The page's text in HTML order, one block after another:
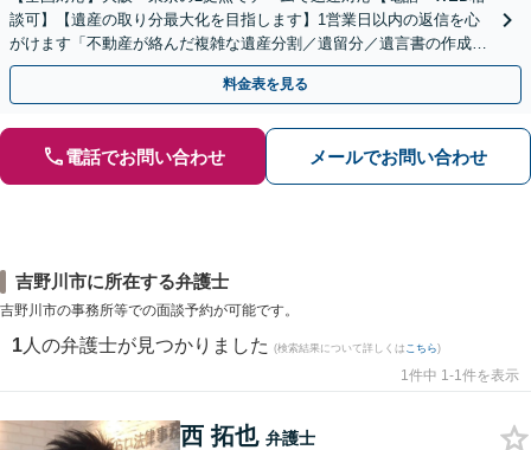
談可】【遺産の取り分最大化を目指します】1営業日以内の返信を心
がけます「不動産が絡んだ複雑な遺産分割／遺留分／遺言書の作成・
執行／事業承継など、お任せください」【休日相談あり】
料金表を見る
電話でお問い合わせ メールでお問い合わせ
吉野川市に所在する弁護士
吉野川市の事務所等での面談予約が可能です。
1 人の弁護士が見つかりました (検索結果について詳しくは こちら)
1件中 1-1件を表示
西 拓也 弁護士